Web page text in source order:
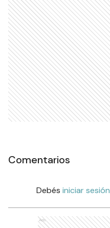
Comentarios
Debés iniciar sesión
Ads